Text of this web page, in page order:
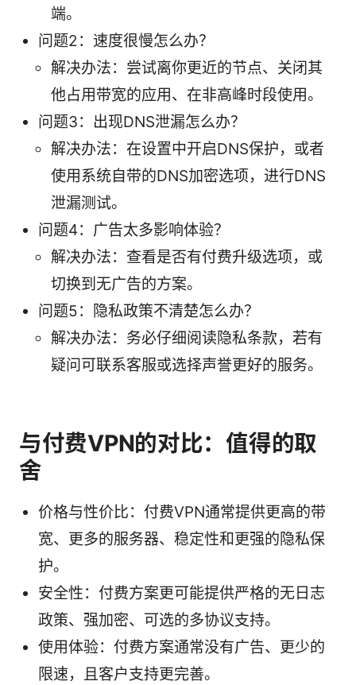
端。
问题2：速度很慢怎么办？
解决办法：尝试离你更近的节点、关闭其
他占用带宽的应用、在非高峰时段使用。
问题3：出现DNS泄漏怎么办？
解决办法：在设置中开启DNS保护，或者
使用系统自带的DNS加密选项，进行DNS
泄漏测试。
问题4：广告太多影响体验？
解决办法：查看是否有付费升级选项，或
切换到无广告的方案。
问题5：隐私政策不清楚怎么办？
解决办法：务必仔细阅读隐私条款，若有
疑问可联系客服或选择声誉更好的服务。
与付费VPN的对比：值得的取
舍
价格与性价比：付费VPN通常提供更高的带
宽、更多的服务器、稳定性和更强的隐私保
护。
安全性：付费方案更可能提供严格的无日志
政策、强加密、可选的多协议支持。
使用体验：付费方案通常没有广告、更少的
限速，且客户支持更完善。